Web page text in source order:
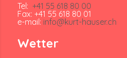
Tel: +41 55 618 80 00
Fax: +41 55 618 80 01
e-mail: info@kurt-hauser.ch
Wetter